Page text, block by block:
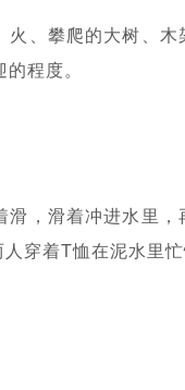
、攀爬的大树、木
程度。
，滑着冲进水里
穿着T恤在泥水里忙